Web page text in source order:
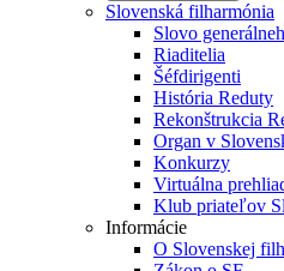
Slovenská filharmónia
Slovo
Riaditelia
Šéfdirigenti
História Reduty
Rekonštrukcia
Organ v
Konkurzy
Virtuálna
Klub priateľov
Informácie
O Slovenskej